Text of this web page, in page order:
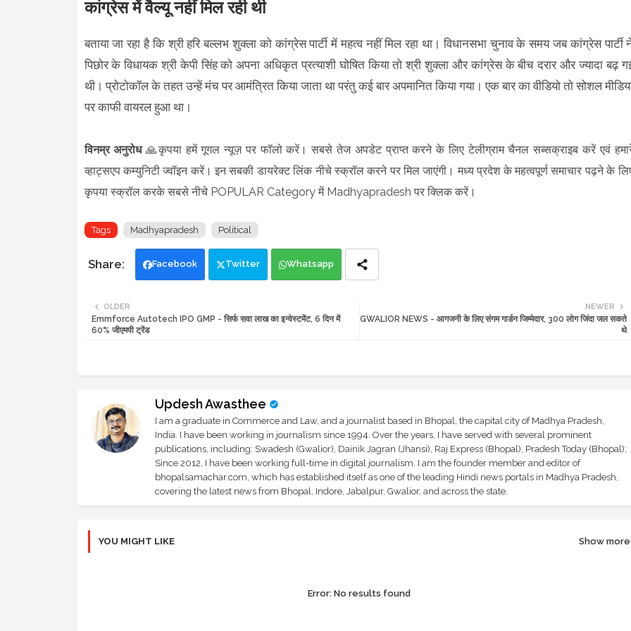
कांग्रेस में वैल्यू नहीं मिल रही थी
बताया जा रहा है कि श्री हरि बल्लभ शुक्ला को कांग्रेस पार्टी में महत्व नहीं मिल रहा था। विधानसभा चुनाव के समय जब कांग्रेस पार्टी
पिछोर के विधायक श्री केपी सिंह को अपना अधिकृत प्रत्याशी घोषित किया तो श्री शुक्ला और कांग्रेस के बीच दरार और ज्यादा बढ़
थी। प्रोटोकॉल के तहत उन्हें मंच पर आमंत्रित किया जाता था परंतु कई बार अपमानित किया गया। एक बार का वीडियो तो सोशल
पर काफी वायरल हुआ था।
विनम्र अनुरोध🙏कृपया हमें गूगल न्यूज़ पर फॉलो करें। सबसे तेज अपडेट प्राप्त करने के लिए टेलीग्राम चैनल सब्सक्राइब करें एवं
व्हाट्सएप कम्युनिटी ज्वॉइन करें। इन सबकी डायरेक्ट लिंक नीचे स्क्रॉल करने पर मिल जाएंगी। मध्य प्रदेश के महत्वपूर्ण समाचार पढ़ने के
कृपया स्क्रॉल करके सबसे नीचे POPULAR Category में Madhyapradesh पर क्लिक करें।
Tags Madhyapradesh Political
Facebook Twitter Whatsapp
NEWER
GWALIOR NEWS - आगजनी के लिए संगम गार्डन जिम्मेदार, 300 लोग जिंदा जल सकते
थे
OLDER
Emmforce Autotech IPO GMP - सिर्फ सवा लाख का इन्वेस्टमेंट, 6 दिन में
60% जीएमपी ट्रेंड
Updesh Awasthee
I am a graduate in Commerce and Law, and a journalist based in Bhopal, the capital city of Madhya Pradesh,
India. I have been working in journalism since 1994. Over the years, I have served with several prominent
publications, including: Swadesh (Gwalior), Dainik Jagran (Jhansi), Raj Express (Bhopal), Pradesh Today (Bhopal);
Since 2012, I have been working full-time in digital journalism. I am the founder member and editor of
bhopalsamachar.com, which has established itself as one of the leading Hindi news portals in Madhya Pradesh,
covering the latest news from Bhopal, Indore, Jabalpur, Gwalior, and across the state.
YOU MIGHT LIKE Show more
Error:No results found